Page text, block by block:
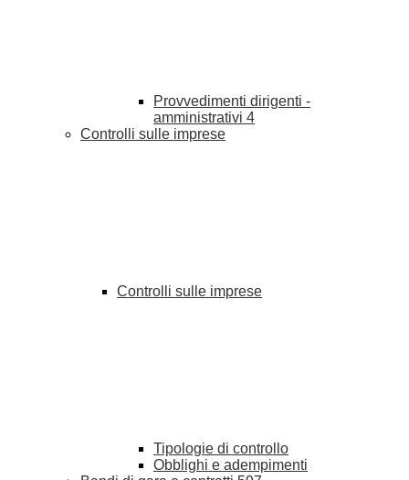
Provvedimenti dirigenti -
amministrativi 4
Controlli sulle imprese
Controlli sulle imprese
Tipologie di controllo
Obblighi e adempimenti